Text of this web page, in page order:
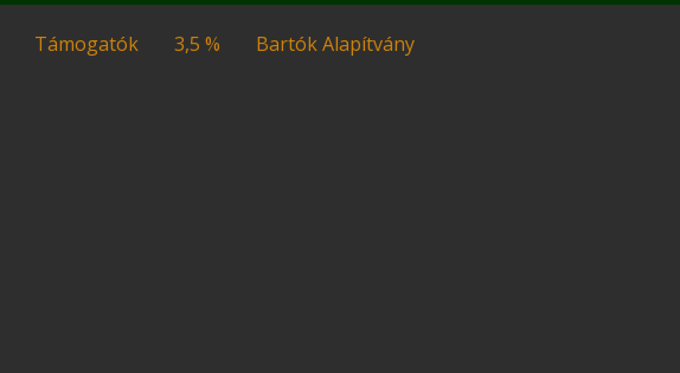
Támogatók 3,5 % Bartók Alapítvány